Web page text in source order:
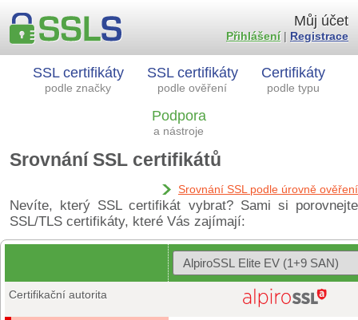
SSL certifikáty
podle značky
SSL certifikáty
podle ověření
Certifikáty
podle typu
Podpora
a nástroje
Můj účet
Přihlášení| Registrace
Srovnání SSL certifikátů
Srovnání SSL podle úrovně ověření
Nevíte, který SSL certifikát vybrat? Sami si porovnejte
SSL/TLS certifikáty, které Vás zajímají:
Certifikační autorita